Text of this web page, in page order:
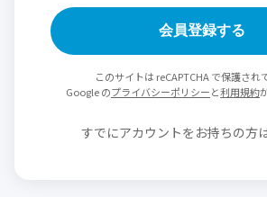
会員登録する
このサイトは reCAPTCHA で保護され
Google のプライバシーポリシーと利用規約
すでにアカウントをお持ちの方